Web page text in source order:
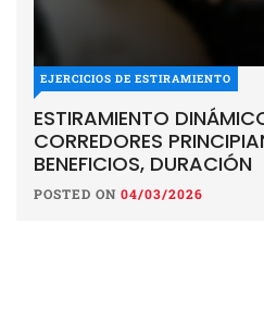
EJERCICIOS DE ESTIRAMIENTO
ESTIRAMIENTO
CORREDORES
BENEFICIOS, DURACIÓN
POSTED ON 04/03/2026